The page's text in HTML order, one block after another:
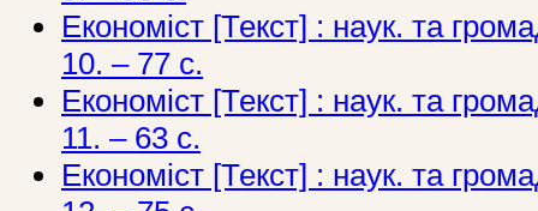
Економіст [Текст] : наук. та
10. – 77 с.
Економіст [Текст] : наук. та
11. – 63 с.
Економіст [Текст] : наук. та